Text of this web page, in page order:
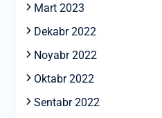
Mart 2023
Dekabr 2022
Noyabr 2022
Oktabr 2022
Sentabr 2022